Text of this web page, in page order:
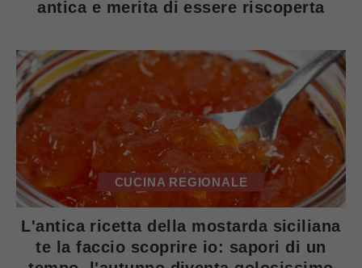
antica e merita di essere riscoperta
CUCINA REGIONALE
L'antica ricetta della mostarda siciliana
te la faccio scoprire io: sapori di un